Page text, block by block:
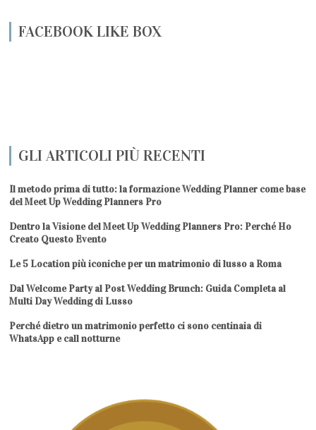
FACEBOOK LIKE BOX
GLI ARTICOLI PIÙ RECENTI
Il metodo prima di tutto: la formazione Wedding Planner come base
del Meet Up Wedding Planners Pro
Dentro la Visione del Meet Up Wedding Planners Pro: Perché Ho
Creato Questo Evento
Le 5 Location più iconiche per un matrimonio di lusso a Roma
Dal Welcome Party al Post Wedding Brunch: Guida Completa al
Multi Day Wedding di Lusso
Perché dietro un matrimonio perfetto ci sono centinaia di
WhatsApp e call notturne